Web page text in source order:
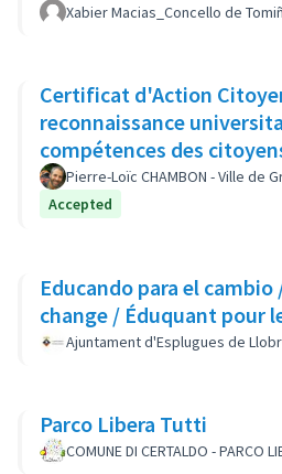
Xabier Macias_Concello de
Certificat d'Action
reconnaissance
compétences des
démocratie locale
Pierre-Loïc CHAMBON - Ville de
Accepted
Educando para el
change / Éduquant pour
Ajuntament d'Esplugues de
Parco Libera Tutti
COMUNE DI CERTALDO - PARCO